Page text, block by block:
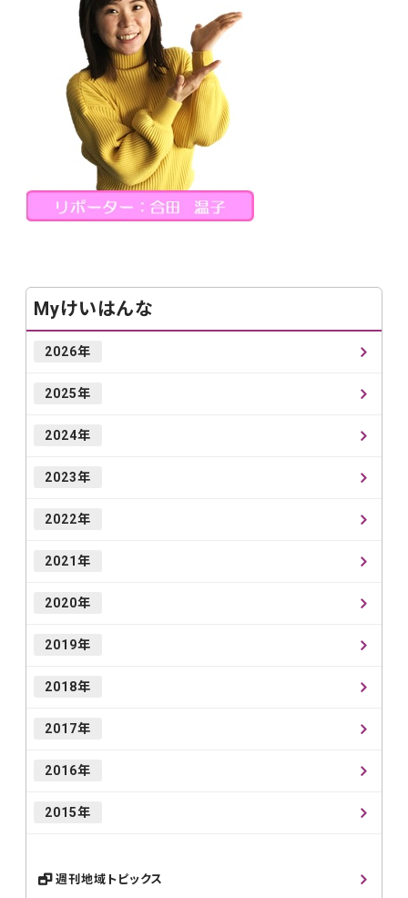
Myけいはんな
2026年
2025年
2024年
2023年
2022年
2021年
2020年
2019年
2018年
2017年
2016年
2015年
週刊地域トピックス